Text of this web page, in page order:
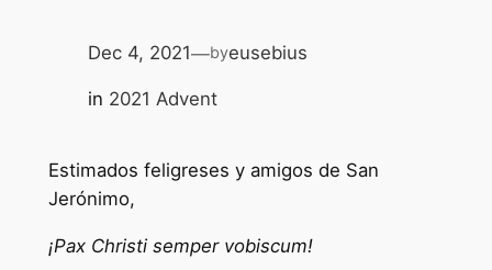
Dec 4, 2021—byeusebius
in 2021 Advent
Estimados feligreses y amigos de San
Jerónimo,
¡Pax Christi semper vobiscum!